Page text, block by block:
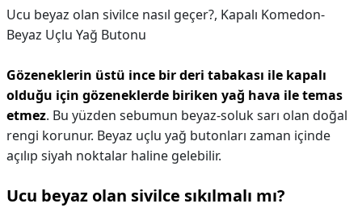
Ucu beyaz olan sivilce nasıl geçer?, Kapalı Komedon-
Beyaz Uçlu Yağ Butonu
Gözeneklerin üstü ince bir deri tabakası ile kapalı
olduğu için gözeneklerde biriken yağ hava ile temas
etmez. Bu yüzden sebumun beyaz-soluk sarı olan doğal
rengi korunur. Beyaz uçlu yağ butonları zaman içinde
açılıp siyah noktalar haline gelebilir.
Ucu beyaz olan sivilce sıkılmalı mı?